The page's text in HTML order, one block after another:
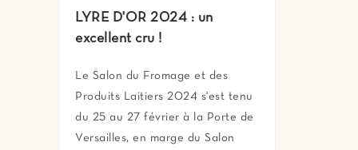
LYRE D'OR 2024 : un
excellent cru !
Le Salon du Fromage et des
Produits Laitiers 2024 s'est tenu
du 25 au 27 février à la Porte de
Versailles, en marge du Salon